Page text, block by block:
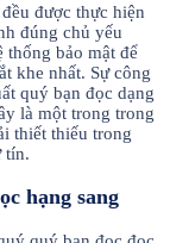
được thực hiện
đúng chủ yếu
thống bảo mật để
khe nhất. Sự công
quý bạn đọc dạng
là một trong trong
thiết thiếu trong
tín.
hạng sang